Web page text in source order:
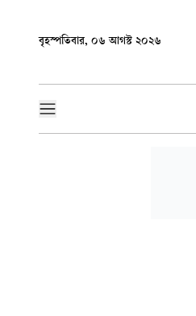
বৃহস্পতিবার, ০৬ আগস্ট ২০২৬